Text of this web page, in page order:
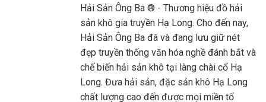
Hải Sản Ông Ba ® - Thương hiệu đồ hải
sản khô gia truyền Hạ Long. Cho đến nay,
Hải Sản Ông Ba đã và đang lưu giữ nét
đẹp truyền thống văn hóa nghề đánh bắt và
chế biến hải sản khô tại làng chài cổ Hạ
Long. Đưa hải sản, đặc sản khô Hạ Long
chất lượng cao đến được mọi miền tổ